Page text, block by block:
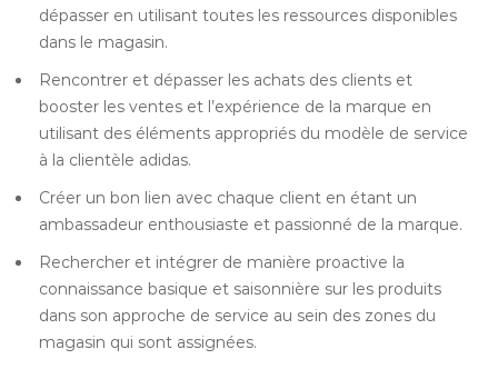
dépasser en utilisant toutes les ressources disponibles
dans le magasin.
Rencontrer et dépasser les achats des clients et
booster les ventes et l’expérience de la marque en
utilisant des éléments appropriés du modèle de service
à la clientèle adidas.
Créer un bon lien avec chaque client en étant un
ambassadeur enthousiaste et passionné de la marque.
Rechercher et intégrer de manière proactive la
connaissance basique et saisonnière sur les produits
dans son approche de service au sein des zones du
magasin qui sont assignées.